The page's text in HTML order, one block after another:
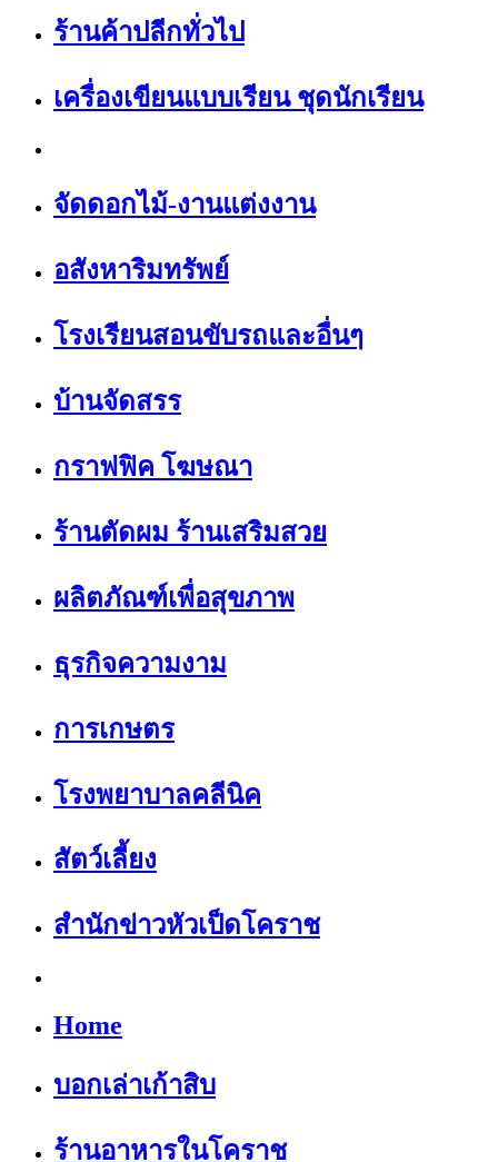
ร้านค้าปลีกทั่วไป
เครื่องเขียนแบบเรียน ชุดนักเรียน
จัดดอกไม้-งานแต่งงาน
อสังหาริมทรัพย์
โรงเรียนสอนขับรถและอื่นๆ
บ้านจัดสรร
กราฟฟิค โฆษณา
ร้านตัดผม ร้านเสริมสวย
ผลิตภัณฑ์เพื่อสุขภาพ
ธุรกิจความงาม
การเกษตร
โรงพยาบาลคลีนิค
สัตว์เลี้ยง
สำนักข่าวหัวเป็ดโคราช
Home
บอกเล่าเก้าสิบ
ร้านอาหารในโคราช